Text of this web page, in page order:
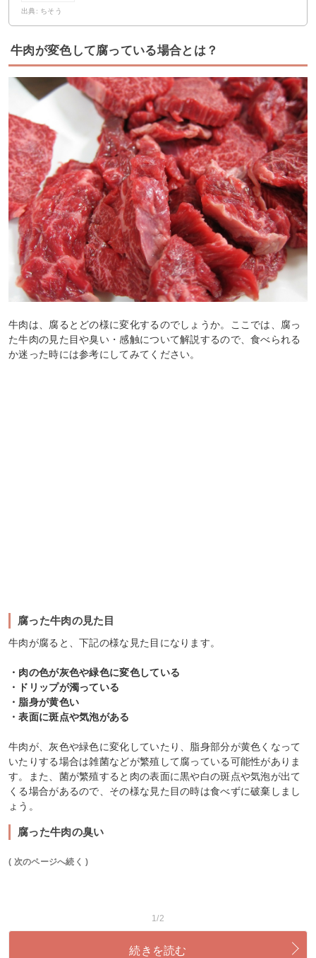
出典: ちそう
牛肉が変色して腐っている場合とは？
牛肉は、腐るとどの様に変化するのでしょうか。ここでは、腐っ
た牛肉の見た目や臭い・感触について解説するので、食べられる
か迷った時には参考にしてみてください。
腐った牛肉の見た目
牛肉が腐ると、下記の様な見た目になります。
・肉の色が灰色や緑色に変色している
・ドリップが濁っている
・脂身が黄色い
・表面に斑点や気泡がある
牛肉が、灰色や緑色に変化していたり、脂身部分が黄色くなって
いたりする場合は雑菌などが繁殖して腐っている可能性がありま
す。また、菌が繁殖すると肉の表面に黒や白の斑点や気泡が出て
くる場合があるので、その様な見た目の時は食べずに破棄しまし
ょう。
腐った牛肉の臭い
( 次のページへ続く )
1/2
続きを読む